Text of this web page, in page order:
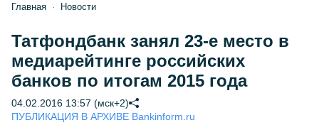
Главная Новости
Татфондбанк занял 23-е место в
медиарейтинге российских
банков по итогам 2015 года
04.02.2016 13:57 (мск+2)
ПУБЛИКАЦИЯ В АРХИВЕ Bankinform.ru